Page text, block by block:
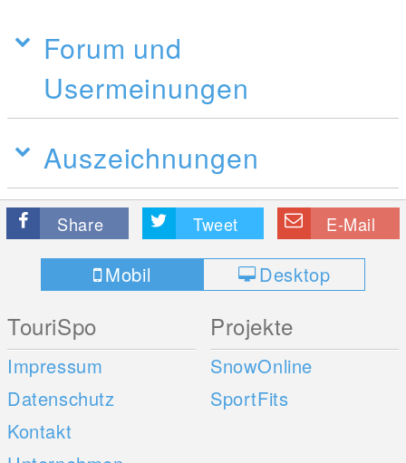
Forum und
Usermeinungen
Auszeichnungen
Share Tweet E-Mail
Mobil Desktop
TouriSpo
Impressum
Datenschutz
Kontakt
Projekte
SnowOnline
SportFits